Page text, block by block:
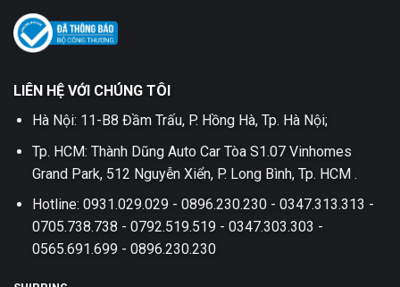
LIÊN HỆ VỚI CHÚNG TÔI
Hà Nội: 11-B8 Đầm Trấu, P. Hồng Hà, Tp. Hà Nội;
Tp. HCM: Thành Dũng Auto Car Tòa S1.07 Vinhomes
Grand Park, 512 Nguyễn Xiển, P. Long Bình, Tp. HCM .
Hotline: 0931.029.029 - 0896.230.230 - 0347.313.313 -
0705.738.738 - 0792.519.519 - 0347.303.303 -
0565.691.699 - 0896.230.230